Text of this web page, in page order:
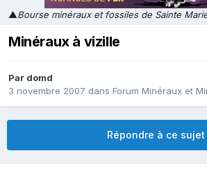
▲Bourse minéraux et fossiles de Sainte
Minéraux à vizille
Par domd
3 novembre 2007 dans Forum Minéraux et
Répondre à ce sujet